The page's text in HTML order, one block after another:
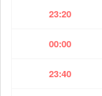
23:20
00:00
23:40